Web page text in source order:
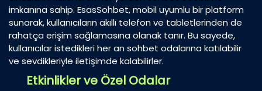
imkanına sahip. EsasSohbet, mobil uyumlu bir platform
sunarak, kullanıcıların akıllı telefon ve tabletlerinden de
rahatça erişim sağlamasına olanak tanır. Bu sayede,
kullanıcılar istedikleri her an sohbet odalarına katılabilir
ve sevdikleriyle iletişimde kalabilirler.
Etkinlikler ve Özel Odalar